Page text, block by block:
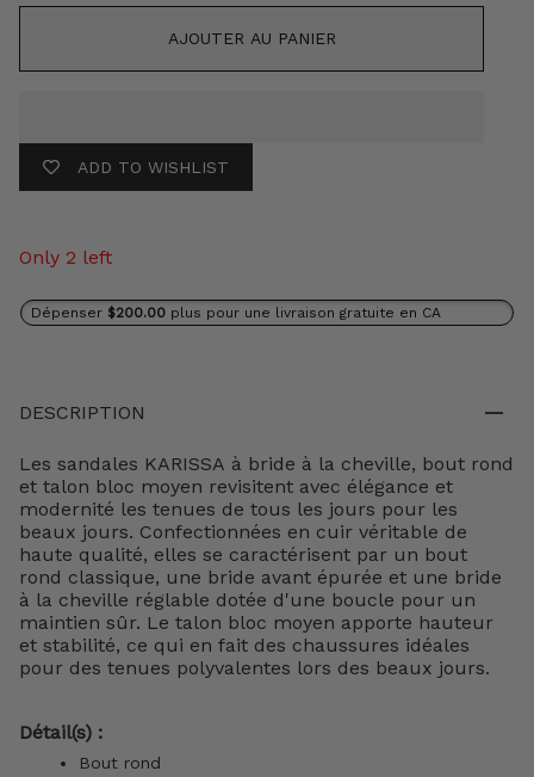
AJOUTER AU PANIER
ADD TO WISHLIST
Only 2 left
Dépenser $200.00 plus pour une livraison gratuite en CA
DESCRIPTION
Les sandales KARISSA à bride à la cheville, bout rond
et talon bloc moyen revisitent avec élégance et
modernité les tenues de tous les jours pour les
beaux jours. Confectionnées en cuir véritable de
haute qualité, elles se caractérisent par un bout
rond classique, une bride avant épurée et une bride
à la cheville réglable dotée d'une boucle pour un
maintien sûr. Le talon bloc moyen apporte hauteur
et stabilité, ce qui en fait des chaussures idéales
pour des tenues polyvalentes lors des beaux jours.
Détail(s) :
Bout rond